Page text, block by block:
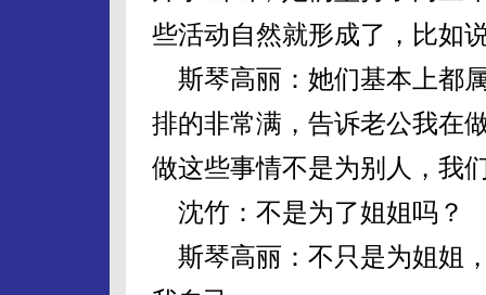
些活动自然就形成了，比如
斯琴高丽：她们基本上都
排的非常满，告诉老公我在
做这些事情不是为别人，我
沈竹：不是为了姐姐吗？
斯琴高丽：不只是为姐姐